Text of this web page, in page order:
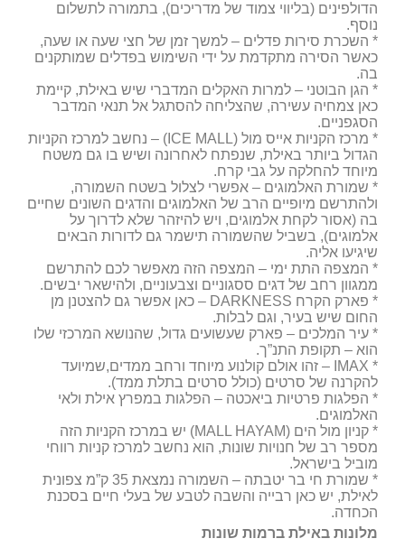
הדולפינים (בליווי צמוד של מדריכים), בתמורה לתשלום
נוסף.
* השכרת סירות פדלים – למשך זמן של חצי שעה או שעה,
כאשר הסירה מתקדמת על ידי השימוש בפדלים שמותקנים
בה.
* הגן הבוטני – למרות האקלים המדברי שיש באילת, קיימת
כאן צמחיה עשירה, שהצליחה להסתגל אל תנאי המדבר
הסגפניים.
* מרכז הקניות אייס מול (ICE MALL) – נחשב למרכז הקניות
הגדול ביותר באילת, שנפתח לאחרונה ושיש בו גם משטח
מיוחד להחלקה על גבי קרח.
* שמורת האלמוגים – אפשרי לצלול בשטח השמורה,
ולהתרשם מיופיים הרב של האלמוגים והדגים השונים שחיים
בה (אסור לקחת אלמוגים, ויש להיזהר שלא לדרוך על
אלמוגים), בשביל שהשמורה תישמר גם לדורות הבאים
שיגיעו אליה.
* המצפה התת ימי – המצפה הזה מאפשר לכם להתרשם
ממגוון רחב של דגים ססגוניים וצבעוניים, ולהישאר יבשים.
* פארק הקרח DARKNESS – כאן אפשר גם להצטנן מן
החום שיש בעיר, וגם לבלות.
* עיר המלכים – פארק שעשועים גדול, שהנושא המרכזי שלו
הוא – תקופת התנ”ך.
* IMAX – זהו אולם קולנוע מיוחד ורחב ממדים,שמיועד
להקרנה של סרטים (כולל סרטים בתלת ממד).
* הפלגות פרטיות ביאכטה – הפלגות במפרץ אילת ולאי
האלמוגים.
* קניון מול הים (MALL HAYAM) יש במרכז הקניות הזה
מספר רב של חנויות שונות, הוא נחשב למרכז קניות רווחי
מוביל בישראל.
* שמורת חי בר יטבתה – השמורה נמצאת 35 ק”מ צפונית
לאילת, יש כאן רבייה והשבה לטבע של בעלי חיים בסכנת
הכחדה.
מלונות באילת ברמות שונות